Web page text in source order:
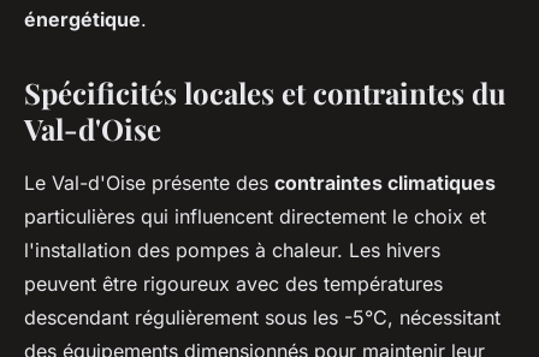
énergétique.
Spécificités locales et contraintes du
Val-d'Oise
Le Val-d'Oise présente des contraintes climatiques
particulières qui influencent directement le choix et
l'installation des pompes à chaleur. Les hivers
peuvent être rigoureux avec des températures
descendant régulièrement sous les -5°C, nécessitant
des équipements dimensionnés pour maintenir leur